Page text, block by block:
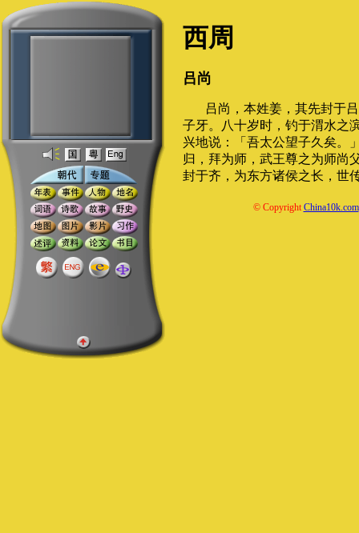
西周
吕尚
吕尚，本姓姜，其先封于
子牙。八十岁时，钓于渭水之
兴地说：「吾太公望子久矣。
归，拜为师，武王尊之为师尚
封于齐，为东方诸侯之长，世
© CopyrightChina10k.com